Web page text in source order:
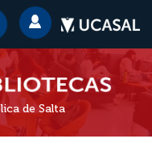
de Salta